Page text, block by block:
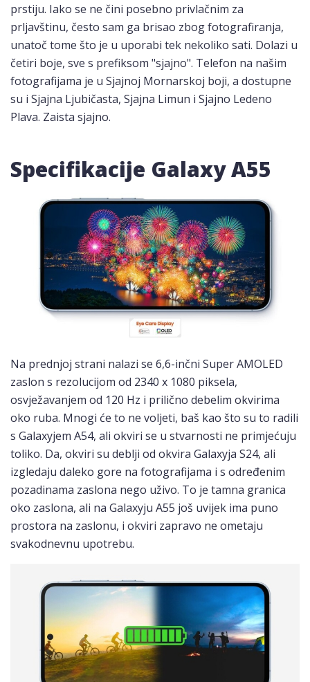
prstiju. Iako se ne čini posebno privlačnim za
prljavštinu, često sam ga brisao zbog fotografiranja,
unatoč tome što je u uporabi tek nekoliko sati. Dolazi u
četiri boje, sve s prefiksom "sjajno". Telefon na našim
fotografijama je u Sjajnoj Mornarskoj boji, a dostupne
su i Sjajna Ljubičasta, Sjajna Limun i Sjajno Ledeno
Plava. Zaista sjajno.
Specifikacije Galaxy A55
Na prednjoj strani nalazi se 6,6-inčni Super AMOLED
zaslon s rezolucijom od 2340 x 1080 piksela,
osvježavanjem od 120 Hz i prilično debelim okvirima
oko ruba. Mnogi će to ne voljeti, baš kao što su to radili
s Galaxyjem A54, ali okviri se u stvarnosti ne primjećuju
toliko. Da, okviri su deblji od okvira Galaxyja S24, ali
izgledaju daleko gore na fotografijama i s određenim
pozadinama zaslona nego uživo. To je tamna granica
oko zaslona, ali na Galaxyju A55 još uvijek ima puno
prostora na zaslonu, i okviri zapravo ne ometaju
svakodnevnu upotrebu.